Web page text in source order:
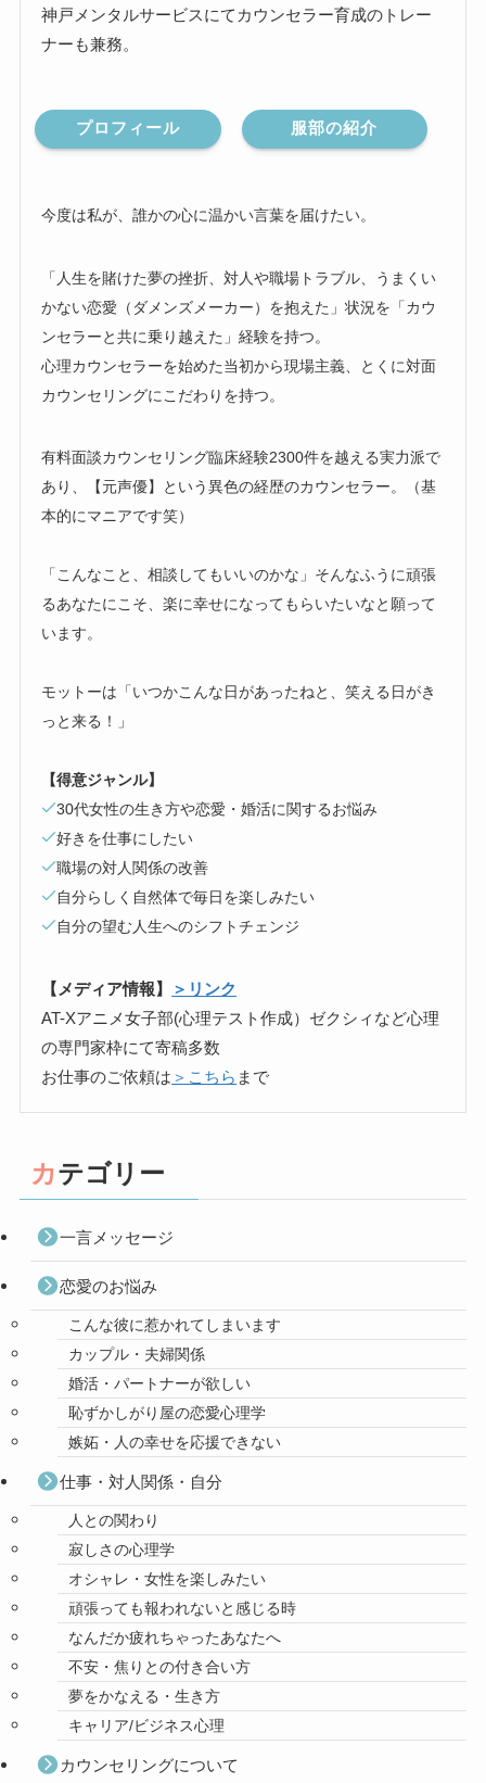
神戸メンタルサービスにてカウンセラー育成のトレー
ナーも兼務。
プロフィール 服部の紹介
今度は私が、誰かの心に温かい言葉を届けたい。
「人生を賭けた夢の挫折、対人や職場トラブル、うまくい
かない恋愛（ダメンズメーカー）を抱えた」状況を「カウ
ンセラーと共に乗り越えた」経験を持つ。
心理カウンセラーを始めた当初から現場主義、とくに対面
カウンセリングにこだわりを持つ。
有料面談カウンセリング臨床経験2300件を越える実力派で
あり、【元声優】という異色の経歴のカウンセラー。（基
本的にマニアです笑）
「こんなこと、相談してもいいのかな」そんなふうに頑張
るあなたにこそ、楽に幸せになってもらいたいなと願って
います。
モットーは「いつかこんな日があったねと、笑える日がき
っと来る！」
【得意ジャンル】
30代女性の生き方や恋愛・婚活に関するお悩み
好きを仕事にしたい
職場の対人関係の改善
自分らしく自然体で毎日を楽しみたい
自分の望む人生へのシフトチェンジ
【メディア情報】
＞リンク
AT-Xアニメ女子部(心理テスト作成）ゼクシィなど心理
の専門家枠にて寄稿多数
お仕事のご依頼は ＞こちら まで
カテゴリー
一言メッセージ
恋愛のお悩み
こんな彼に惹かれてしまいます
カップル・夫婦関係
婚活・パートナーが欲しい
恥ずかしがり屋の恋愛心理学
嫉妬・人の幸せを応援できない
仕事・対人関係・自分
人との関わり
寂しさの心理学
オシャレ・女性を楽しみたい
頑張っても報われないと感じる時
なんだか疲れちゃったあなたへ
不安・焦りとの付き合い方
夢をかなえる・生き方
キャリア/ビジネス心理
カウンセリングについて